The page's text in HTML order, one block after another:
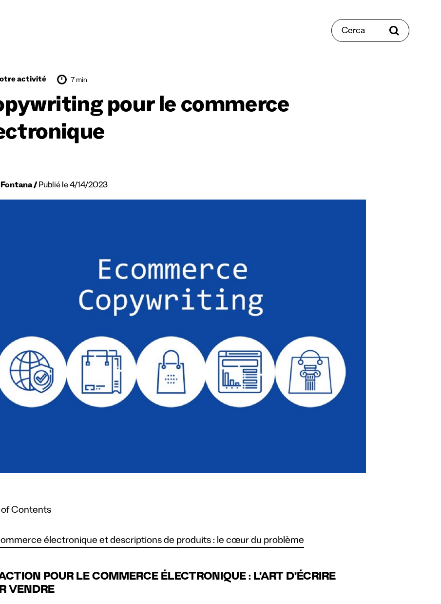
Cerca
activité 7 min
pour le commerce
Publié le 4/14/2023
of Contents
électronique et descriptions de produits : le cœur du problème
POUR LE COMMERCE ÉLECTRONIQUE : L’ART D’ÉCRIRE
VENDRE